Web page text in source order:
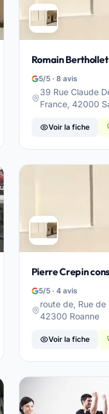
Romain
5/5 · 8 avis
39 Rue Claude
France, 42000
Voir la fiche
Pierre Crepin
sport - Roanne
5/5 · 4 avis
route de, Rue
42300 Roanne
Voir la fiche